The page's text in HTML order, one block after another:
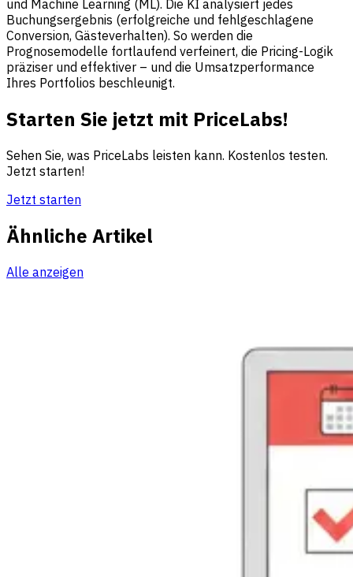
und Machine Learning (ML). Die KI analysiert jedes
Buchungsergebnis (erfolgreiche und fehlgeschlagene
Conversion, Gästeverhalten). So werden die
Prognosemodelle fortlaufend verfeinert, die Pricing-Logik
präziser und effektiver – und die Umsatzperformance
Ihres Portfolios beschleunigt.
Starten Sie jetzt mit PriceLabs!
Sehen Sie, was PriceLabs leisten kann. Kostenlos testen.
Jetzt starten!
Jetzt starten
Ähnliche Artikel
Alle anzeigen